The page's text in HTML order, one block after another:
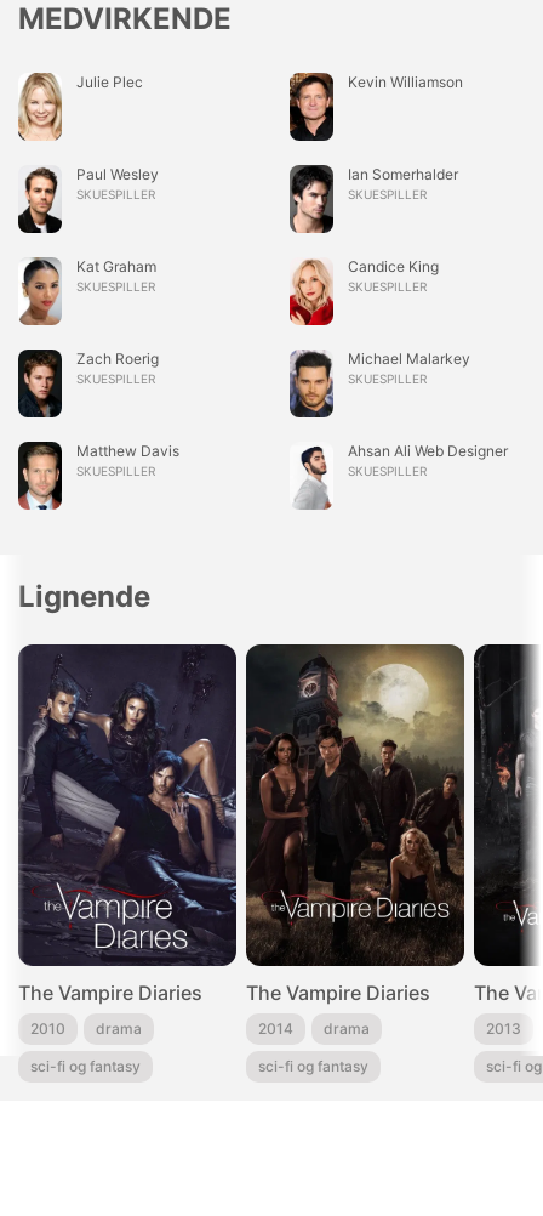
MEDVIRKENDE
Julie Plec Kevin Williamson
Paul Wesley
SKUESPILLER
Ian Somerhalder
SKUESPILLER
Kat Graham
SKUESPILLER
Candice King
SKUESPILLER
Zach Roerig
SKUESPILLER
Michael Malarkey
SKUESPILLER
Matthew Davis
SKUESPILLER
Ahsan Ali Web Designer
SKUESPILLER
Lignende
The Vampire Diaries
2010 drama
sci-fi og fantasy
The Vampire Diaries
2014 drama
sci-fi og fantasy
The
2013
sci-fi